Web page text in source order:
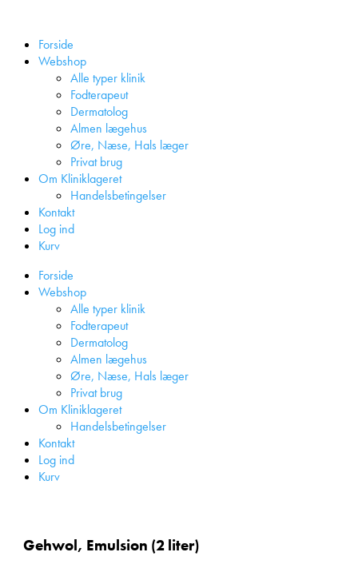
Forside
Webshop
Alle typer klinik
Fodterapeut
Dermatolog
Almen lægehus
Øre, Næse, Hals læger
Privat brug
Om Kliniklageret
Handelsbetingelser
Kontakt
Log ind
Kurv
Forside
Webshop
Alle typer klinik
Fodterapeut
Dermatolog
Almen lægehus
Øre, Næse, Hals læger
Privat brug
Om Kliniklageret
Handelsbetingelser
Kontakt
Log ind
Kurv
Gehwol, Emulsion (2 liter)